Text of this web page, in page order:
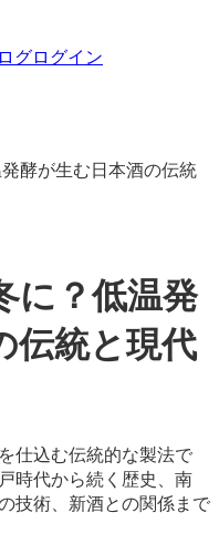
グログイン
酵が生む日本酒の伝統
に？低温発
伝統と現代
仕込む伝統的な製法で
時代から続く歴史、南
技術、新酒との関係まで